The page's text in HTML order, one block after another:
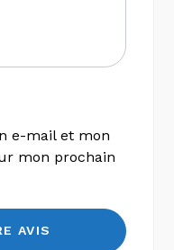
e-mail et mon
mon prochain